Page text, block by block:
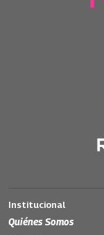
Institucional
Quiénes Somos